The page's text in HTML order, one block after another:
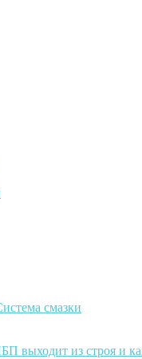
смазки
выходит из строя и